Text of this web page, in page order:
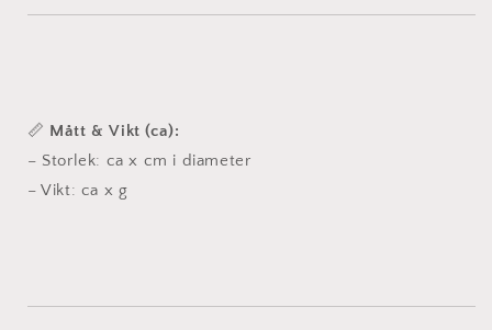
📏 Mått & Vikt (ca):
– Storlek: ca x cm i diameter
– Vikt: ca x g